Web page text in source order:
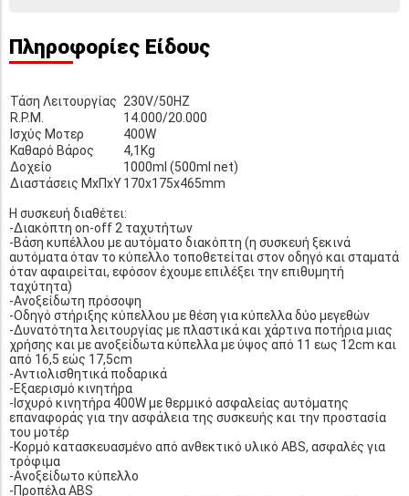
Πληροφορίες Είδους
Τάση Λειτουργίας 230V/50HZ
R.P.M.
14.000/20.000
Ισχύς Μοτερ
400W
Καθαρό Βάρος
4,1Kg
Δοχείο
1000ml (500ml net)
Διαστάσεις ΜxΠxΥ170x175x465mm
Η συσκευή διαθέτει:
-Διακόπτη on-off 2 ταχυτήτων
-Βάση κυπέλλου με αυτόματο διακόπτη (η συσκευή ξεκινά
αυτόματα όταν το κύπελλο τοποθετείται στον οδηγό και σταματά
όταν αφαιρείται, εφόσον έχουμε επιλέξει την επιθυμητή
ταχύτητα)
-Ανοξείδωτη πρόσοψη
-Οδηγό στήριξης κύπελλου με θέση για κύπελλα δύο μεγεθών
-Δυνατότητα λειτουργίας με πλαστικά και χάρτινα ποτήρια μιας
χρήσης και με ανοξείδωτα κύπελλα με ύψος από 11 εως 12cm και
από 16,5 εώς 17,5cm
-Αντιολισθητικά ποδαρικά
-Εξαερισμό κινητήρα
-Ισχυρό κινητήρα 400W με θερμικό ασφαλείας αυτόματης
επαναφοράς για την ασφάλεια της συσκευής και την προστασία
του μοτέρ
-Κορμό κατασκευασμένο από ανθεκτικό υλικό ABS, ασφαλές για
τρόφιμα
-Ανοξείδωτο κύπελλο
-Προπέλα ABS